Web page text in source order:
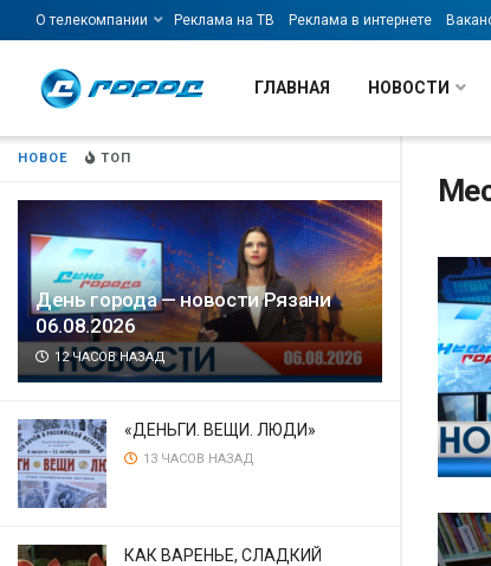
НОВОЕ ТОП
День города — новости Рязани
06.08.2026
12 ЧАСОВ НАЗАД
«ДЕНЬГИ. ВЕЩИ. ЛЮДИ»
13 ЧАСОВ НАЗАД
КАК ВАРЕНЬЕ, СЛАДКИЙ
О телекомпании Реклама на ТВ Реклама в интернете
ГЛАВНАЯ НОВОСТИ